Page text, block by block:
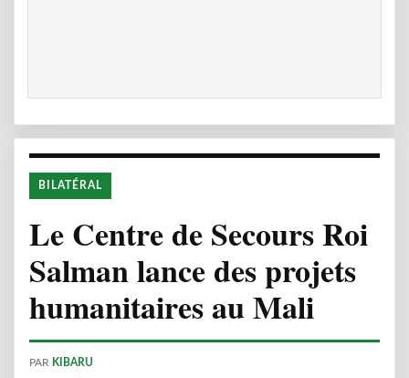
BILATÉRAL
Le Centre de Secours Roi
Salman lance des projets
humanitaires au Mali
PAR KIBARU